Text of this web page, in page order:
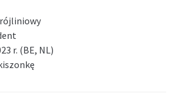
r. (BE, NL)